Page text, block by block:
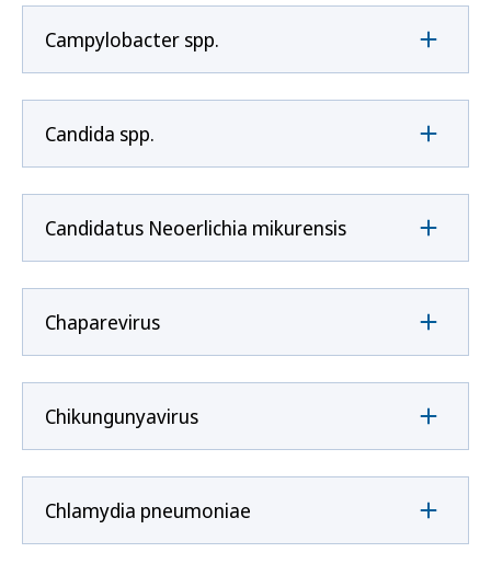
Campylobacter spp.
Candida spp.
Candidatus Neoerlichia mikurensis
Chaparevirus
Chikungunyavirus
Chlamydia pneumoniae